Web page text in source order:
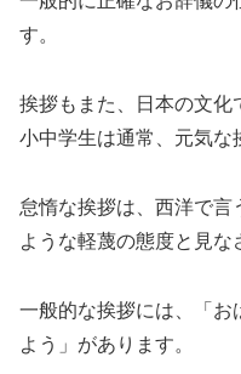
す。
挨拶もまた、日本の文化
小中学生は通常、元気な
怠惰な挨拶は、西洋で
ような軽蔑の態度と見な
一般的な挨拶には、「お
よう」があります。